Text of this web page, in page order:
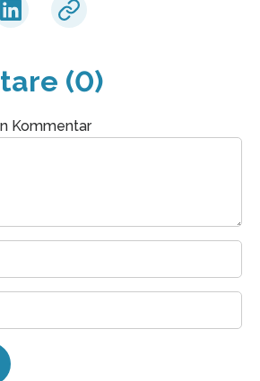
(0)
Kommentar